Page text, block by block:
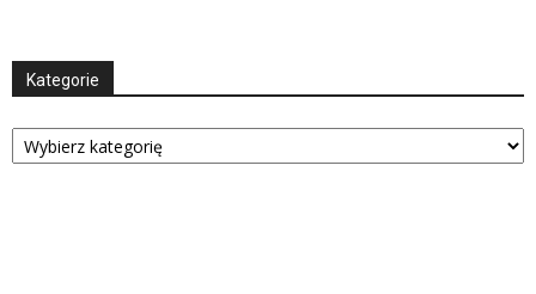
Kategorie
Kategorie